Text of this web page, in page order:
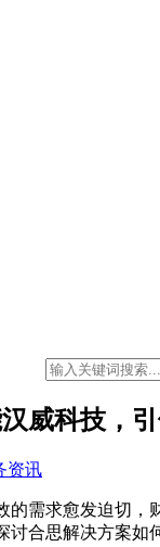
威科技，
资讯
的需求愈发迫切
合思解决方案如